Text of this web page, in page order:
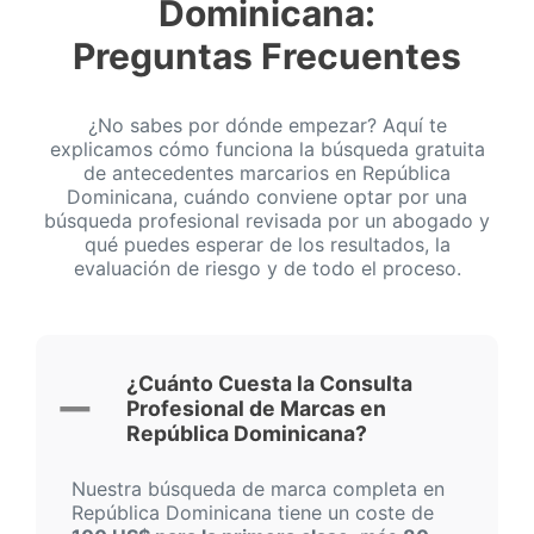
Dominicana:
Preguntas Frecuentes
¿No sabes por dónde empezar? Aquí te
explicamos cómo funciona la búsqueda gratuita
de antecedentes marcarios en República
Dominicana, cuándo conviene optar por una
búsqueda profesional revisada por un abogado y
qué puedes esperar de los resultados, la
evaluación de riesgo y de todo el proceso.
¿Cuánto Cuesta la Consulta
Profesional de Marcas en
República Dominicana?
Nuestra búsqueda de marca completa en
República Dominicana tiene un coste de